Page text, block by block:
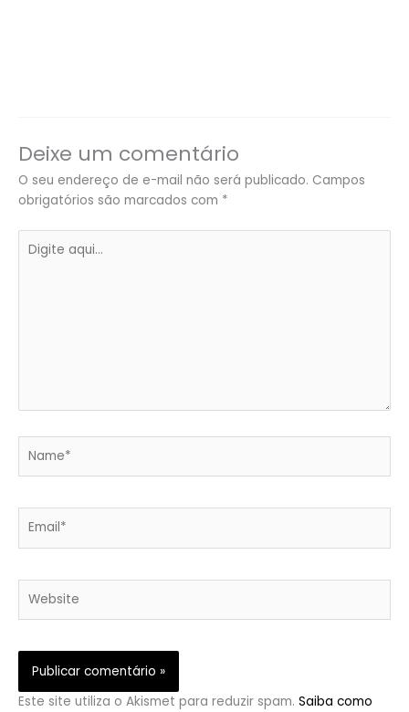
Deixe um comentário
O seu endereço de e-mail não será publicado. Campos
obrigatórios são marcados com *
aqui...
Email*
Este site utiliza o Akismet para reduzir spam. Saiba como